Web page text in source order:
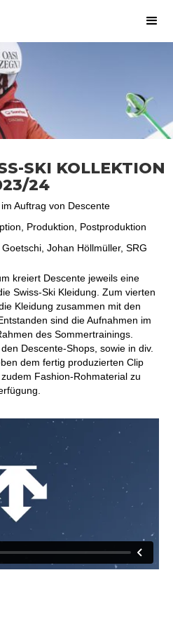
SKI KOLLEKTION
24
Auftrag von Descente
Produktion, Postproduktion
Johan Höllmüller, SRG
kreiert Descente jeweils eine
Swiss-Ski Kleidung. Zum vierten
Kleidung zusammen mit den
sind die Aufnahmen im
des Sommertrainings.
Descente-Shops, sowie in div.
dem fertig produzierten Clip
Fashion-Rohmaterial zu